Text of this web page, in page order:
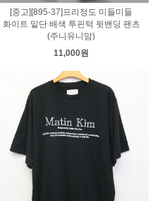
[중고][895-37]프리정도 미들미들
화이트 밑단 배색 투핀턱 뒷밴딩 팬츠
(주니유니맘)
11,000원